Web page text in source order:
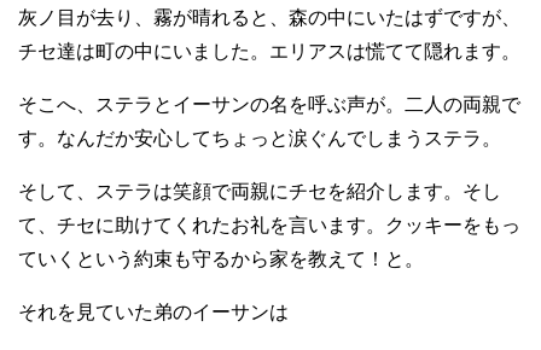
灰ノ目が去り、霧が晴れると、森の中にいたはずですが、
チセ達は町の中にいました。エリアスは慌てて隠れます。
そこへ、ステラとイーサンの名を呼ぶ声が。二人の両親で
す。なんだか安心してちょっと涙ぐんでしまうステラ。
そして、ステラは笑顔で両親にチセを紹介します。そし
て、チセに助けてくれたお礼を言います。クッキーをもっ
ていくという約束も守るから家を教えて！と。
それを見ていた弟のイーサンは